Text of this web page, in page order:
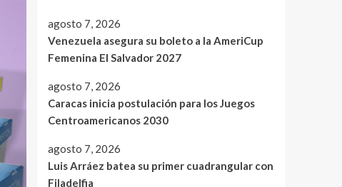
agosto 7, 2026
Venezuela asegura su boleto a la AmeriCup
Femenina El Salvador 2027
agosto 7, 2026
Caracas inicia postulación para los Juegos
Centroamericanos 2030
agosto 7, 2026
Luis Arráez batea su primer cuadrangular con
Filadelfia